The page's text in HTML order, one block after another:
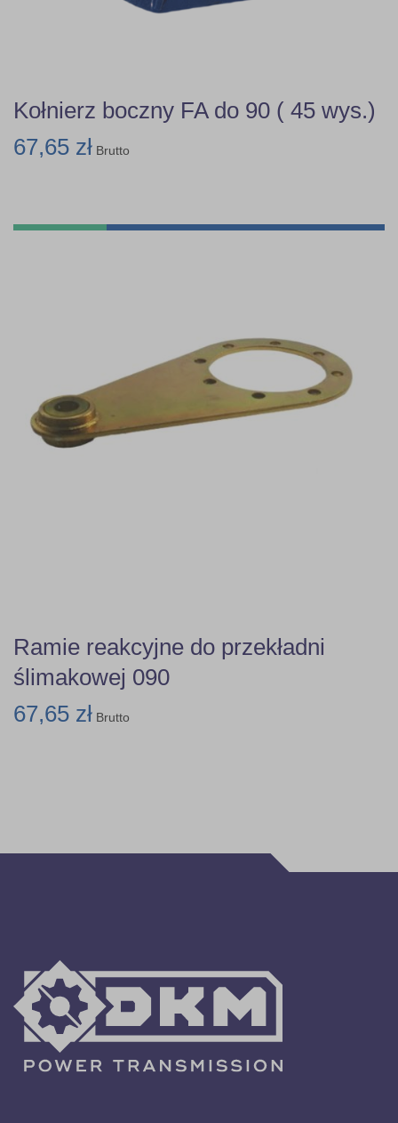
Kołnierz boczny FA do 90 ( 45 wys.)
67,65 zł Brutto
Ramie reakcyjne do przekładni
ślimakowej 090
67,65 zł Brutto